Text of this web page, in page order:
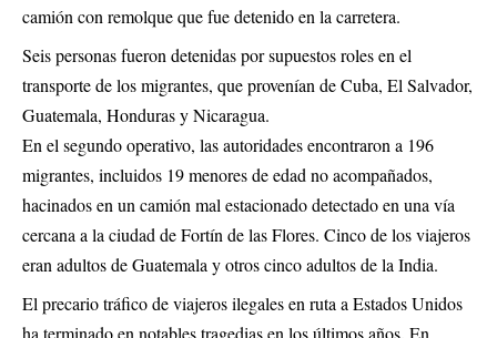
camión con remolque que fue detenido en la carretera.
Seis personas fueron detenidas por supuestos roles en el
transporte de los migrantes, que provenían de Cuba, El Salvador,
Guatemala, Honduras y Nicaragua.
En el segundo operativo, las autoridades encontraron a 196
migrantes, incluidos 19 menores de edad no acompañados,
hacinados en un camión mal estacionado detectado en una vía
cercana a la ciudad de Fortín de las Flores. Cinco de los viajeros
eran adultos de Guatemala y otros cinco adultos de la India.
El precario tráfico de viajeros ilegales en ruta a Estados Unidos
ha terminado en notables tragedias en los últimos años. En